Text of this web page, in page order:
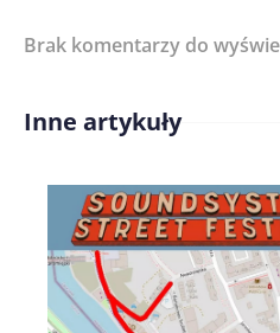
Brak komentarzy do
Inne artykuły